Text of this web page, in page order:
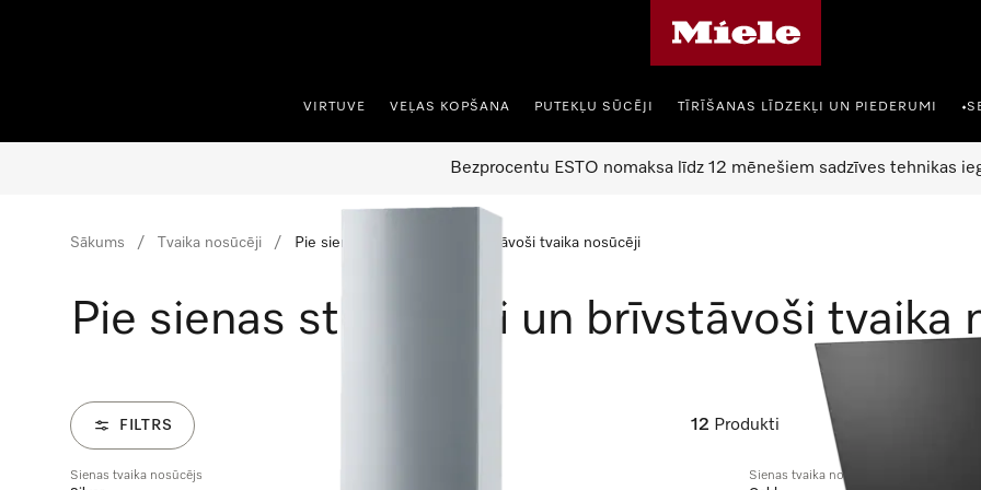
VIRTUVE VEĻAS KOPŠANA PUTEKĻU SŪCĒJI TĪRĪŠANAS LĪDZEKĻI UN PIEDERUMI •
Bezprocentu ESTO nomaksa līdz 12 mēnešiem sadzīves tehnikas
Sākums Tvaika nosūcēji Pie sienas stiprināmi un brīvstāvoši tvaika nosūcēji
Pie sienas stiprināmi un brīvstāvoši tvaika
FILTRS 12 Produkti
Sienas tvaika nosūcējs
Sienas tvaika nosūcējs